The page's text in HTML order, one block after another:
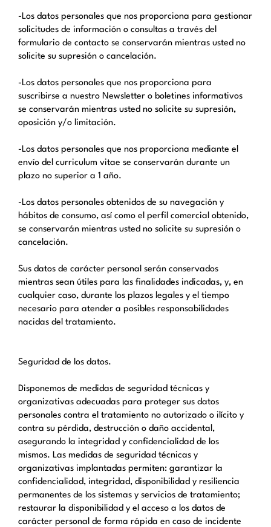
-Los datos personales que nos proporciona para gestionar
solicitudes de información o consultas a través del
formulario de contacto se conservarán mientras usted no
solicite su supresión o cancelación.
-Los datos personales que nos proporciona para
suscribirse a nuestro Newsletter o boletines informativos
se conservarán mientras usted no solicite su supresión,
oposición y/o limitación.
-Los datos personales que nos proporciona mediante el
envío del curriculum vitae se conservarán durante un
plazo no superior a 1 año.
-Los datos personales obtenidos de su navegación y
hábitos de consumo, así como el perfil comercial obtenido,
se conservarán mientras usted no solicite su supresión o
cancelación.
Sus datos de carácter personal serán conservados
mientras sean útiles para las finalidades indicadas, y, en
cualquier caso, durante los plazos legales y el tiempo
necesario para atender a posibles responsabilidades
nacidas del tratamiento.
Seguridad de los datos.
Disponemos de medidas de seguridad técnicas y
organizativas adecuadas para proteger sus datos
personales contra el tratamiento no autorizado o ilícito y
contra su pérdida, destrucción o daño accidental,
asegurando la integridad y confidencialidad de los
mismos. Las medidas de seguridad técnicas y
organizativas implantadas permiten: garantizar la
confidencialidad, integridad, disponibilidad y resiliencia
permanentes de los sistemas y servicios de tratamiento;
restaurar la disponibilidad y el acceso a los datos de
carácter personal de forma rápida en caso de incidente